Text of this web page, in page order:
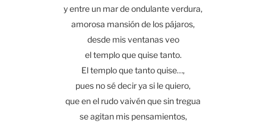
y entre un mar de ondulante verdura,
amorosa mansión de los pájaros,
desde misventanasveo
el templo que quise tanto.
El templo que tanto quise…,
pues no sé decir ya si le quiero,
que en el rudo vaivén que sin tregua
se agitan mis pensamientos,